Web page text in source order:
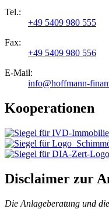
Tel.:
+49 5409 980 555
Fax:
+49 5409 980 556
E-Mail:
info@hoffmann-
Kooperationen
Disclaimer zur
Die Anlageberatung und